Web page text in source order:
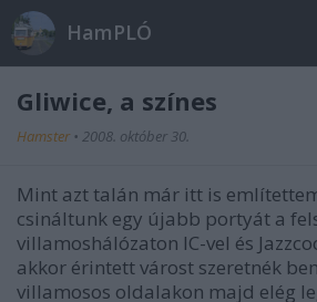
HamPLÓ
Gliwice, a színes
Hamster • 2008. október 30.
Mint azt talán már itt is
csináltunk egy újabb portyát a
villamoshálózaton IC-vel és
akkor érintett várost szeretnék
villamosos oldalakon majd elég